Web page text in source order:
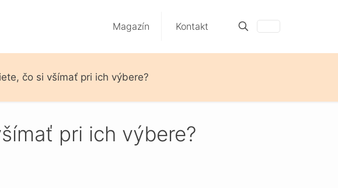
Magazín Kontakt
čo si všímať pri ich výbere?
pri ich výbere?